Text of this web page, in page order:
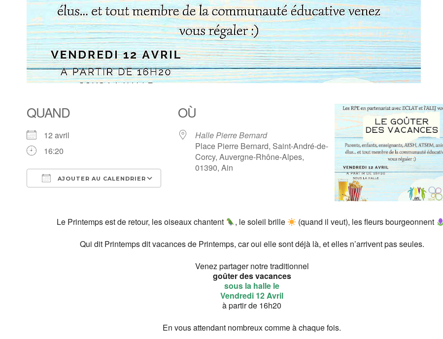
QUAND
12 avril
16:20
AJOUTER AU CALENDRIER
Office 365
OÙ
Halle Pierre Bernard
Place Pierre Bernard, Saint-André-de-
Corcy, Auvergne-Rhône-Alpes,
01390, Ain
Le Printemps est de retour, les oiseaux chantent , le soleil brille (quand il veut), les fleurs bourgeonnent
Qui dit Printemps dit vacances de Printemps, car oui elle sont déjà là, et elles n’arrivent pas seules.
Venez partager notre traditionnel
goûter des vacances
sous la halle le
Vendredi 12 Avril
à partir de 16h20
En vous attendant nombreux comme à chaque fois.